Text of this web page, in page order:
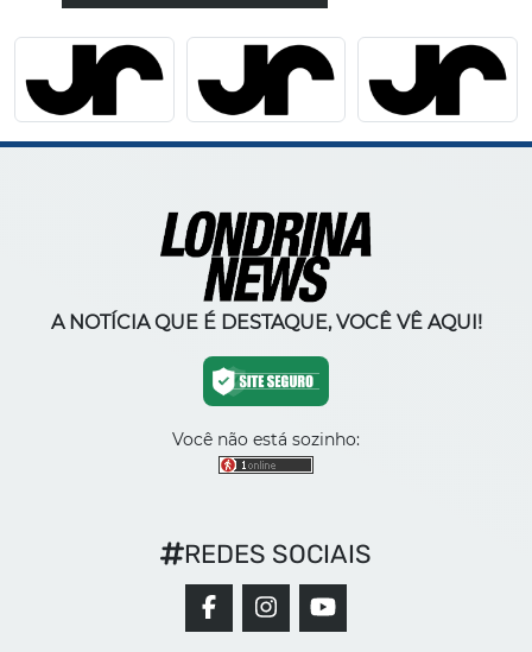
A NOTÍCIA QUE É DESTAQUE, VOCÊ VÊ AQUI!
Você não está sozinho:
REDES SOCIAIS